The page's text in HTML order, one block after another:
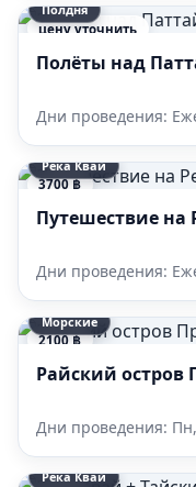
цену уточнить
Полдня
Полёты над
Дни проведения:
3700 ฿
Река Квай
Путешествие на
Дни проведения:
2100 ฿
Морские
Райский остров
Дни проведения:
Река Квай